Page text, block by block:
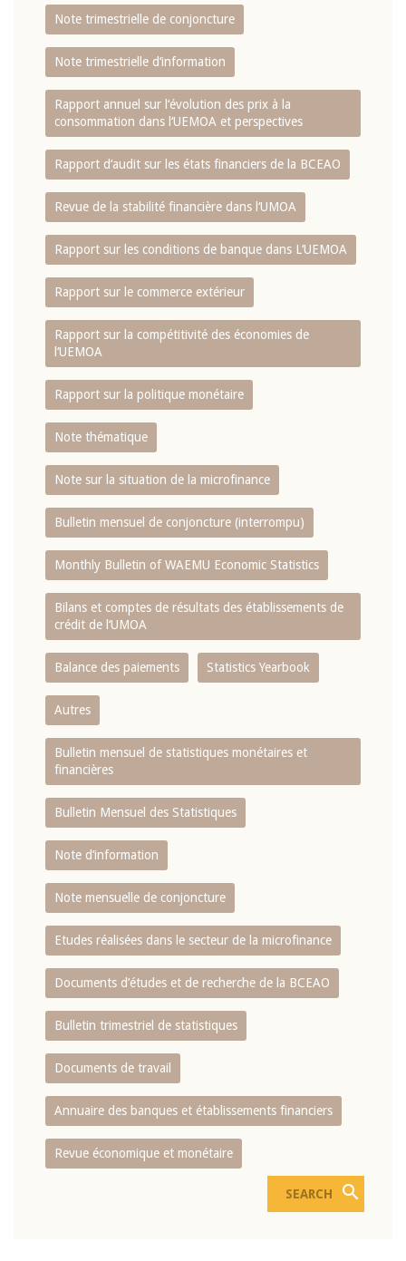
Note trimestrielle de conjoncture
Note trimestrielle d‘information
Rapport annuel sur l‘évolution des prix à la
consommation dans l‘UEMOA et perspectives
Rapport d‘audit sur les états financiers de la BCEAO
Revue de la stabilité financière dans l‘UMOA
Rapport sur les conditions de banque dans L‘UEMOA
Rapport sur le commerce extérieur
Rapport sur la compétitivité des économies de
l‘UEMOA
Rapport sur la politique monétaire
Note thématique
Note sur la situation de la microfinance
Bulletin mensuel de conjoncture (interrompu)
Monthly Bulletin of WAEMU Economic Statistics
Bilans et comptes de résultats des établissements de
crédit de l‘UMOA
Balance des paiements Statistics Yearbook
Autres
Bulletin mensuel de statistiques monétaires et
financières
Bulletin Mensuel des Statistiques
Note d’information
Note mensuelle de conjoncture
Etudes réalisées dans le secteur de la microfinance
Documents d’études et de recherche de la BCEAO
Bulletin trimestriel de statistiques
Documents de travail
Annuaire des banques et établissements financiers
Revue économique et monétaire